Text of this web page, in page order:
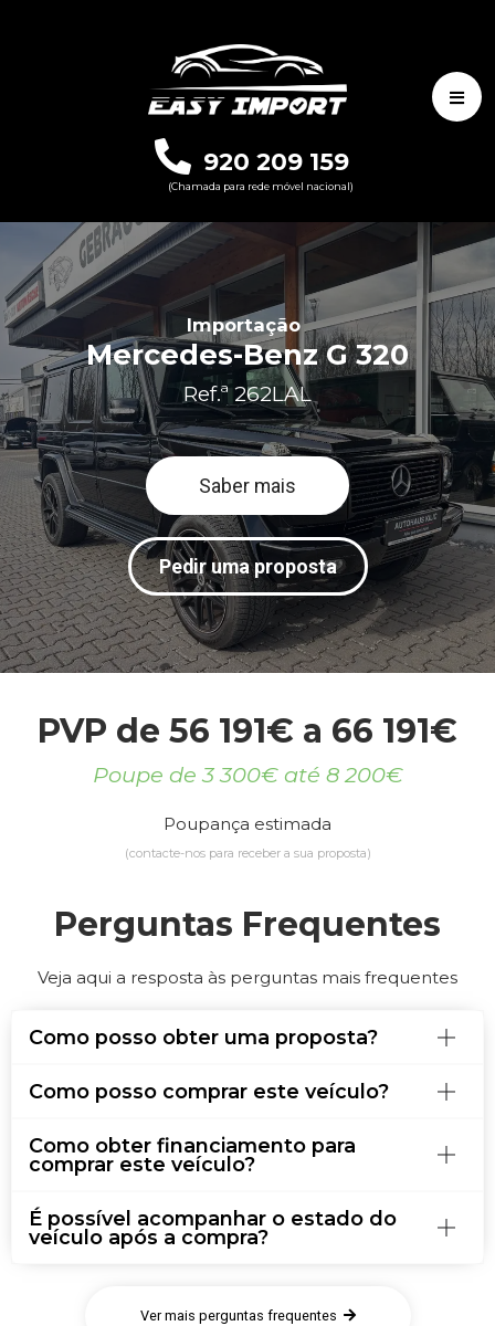
920 209 159
(Chamada para rede móvel nacional)
Importação
Mercedes-Benz G 320
Ref.ª 262LAL
Saber mais
Pedir uma proposta
PVP de 56 191€ a 66 191€
Poupe de 3 300€ até 8 200€
Poupança estimada
(contacte-nos para receber a sua proposta)
Perguntas Frequentes
Veja aqui a resposta às perguntas mais frequentes
Como posso obter uma proposta?
Como posso comprar este veículo?
Como obter financiamento para
comprar este veículo?
É possível acompanhar o estado do
veículo após a compra?
Ver mais perguntas frequentes